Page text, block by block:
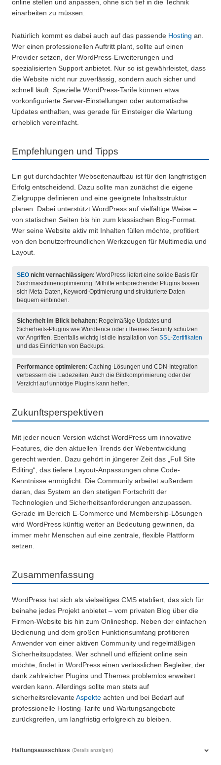
online stellen und anpassen, ohne sich tief in die Technik
einarbeiten zu müssen.
Natürlich kommt es dabei auch auf das passende Hosting an.
Wer einen professionellen Auftritt plant, sollte auf einen
Provider setzen, der WordPress-Erweiterungen und
spezialisierten Support anbietet. Nur so ist gewährleistet, dass
die Website nicht nur zuverlässig, sondern auch sicher und
schnell läuft. Spezielle WordPress-Tarife können etwa
vorkonfigurierte Server-Einstellungen oder automatische
Updates enthalten, was gerade für Einsteiger die Wartung
erheblich vereinfacht.
Empfehlungen und Tipps
Ein gut durchdachter Webseitenaufbau ist für den langfristigen
Erfolg entscheidend. Dazu sollte man zunächst die eigene
Zielgruppe definieren und eine geeignete Inhaltsstruktur
planen. Dabei unterstützt WordPress auf vielfältige Weise –
von statischen Seiten bis hin zum klassischen Blog-Format.
Wer seine Website aktiv mit Inhalten füllen möchte, profitiert
von den benutzerfreundlichen Werkzeugen für Multimedia und
Layout.
SEO nicht vernachlässigen: WordPress liefert eine solide Basis für
Suchmaschinenoptimierung. Mithilfe entsprechender Plugins lassen
sich Meta-Daten, Keyword-Optimierung und strukturierte Daten
bequem einbinden.
Sicherheit im Blick behalten: Regelmäßige Updates und
Sicherheits-Plugins wie Wordfence oder iThemes Security schützen
vor Angriffen. Ebenfalls wichtig ist die Installation von SSL-Zertifikaten
und das Einrichten von Backups.
Performance optimieren: Caching-Lösungen und CDN-Integration
verbessern die Ladezeiten. Auch die Bildkomprimierung oder der
Verzicht auf unnötige Plugins kann helfen.
Zukunftsperspektiven
Mit jeder neuen Version wächst WordPress um innovative
Features, die den aktuellen Trends der Webentwicklung
gerecht werden. Dazu gehört in jüngerer Zeit das „Full Site
Editing“, das tiefere Layout-Anpassungen ohne Code-
Kenntnisse ermöglicht. Die Community arbeitet außerdem
daran, das System an den stetigen Fortschritt der
Technologien und Sicherheitsanforderungen anzupassen.
Gerade im Bereich E-Commerce und Membership-Lösungen
wird WordPress künftig weiter an Bedeutung gewinnen, da
immer mehr Menschen auf eine zentrale, flexible Plattform
setzen.
Zusammenfassung
WordPress hat sich als vielseitiges CMS etabliert, das sich für
beinahe jedes Projekt anbietet – vom privaten Blog über die
Firmen-Website bis hin zum Onlineshop. Neben der einfachen
Bedienung und dem großen Funktionsumfang profitieren
Anwender von einer aktiven Community und regelmäßigen
Sicherheitsupdates. Wer schnell und effizient online sein
möchte, findet in WordPress einen verlässlichen Begleiter, der
dank zahlreicher Plugins und Themes problemlos erweitert
werden kann. Allerdings sollte man stets auf
sicherheitsrelevante Aspekte achten und bei Bedarf auf
professionelle Hosting-Tarife und Wartungsangebote
zurückgreifen, um langfristig erfolgreich zu bleiben.
Haftungsausschluss (Details anzeigen)